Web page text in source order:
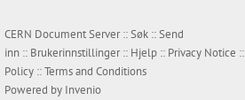
CERN Document Server ::Søk ::Send
inn :: Brukerinnstillinger:: Hjelp :: Privacy Notice ::
Policy ::Terms and Conditions
Powered by Invenio